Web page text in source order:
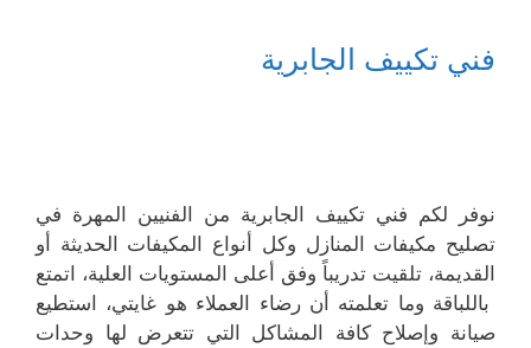
فني تكييف الجابرية
نوفر لكم فني تكييف الجابرية من الفنيين المهرة في
تصليح مكيفات المنازل وكل أنواع المكيفات الحديثة أو
القديمة، تلقيت تدريباً وفق أعلى المستويات العلية، اتمتع
باللباقة وما تعلمته أن رضاء العملاء هو غايتي، استطيع
صيانة وإصلاح كافة المشاكل التي تتعرض لها وحدات